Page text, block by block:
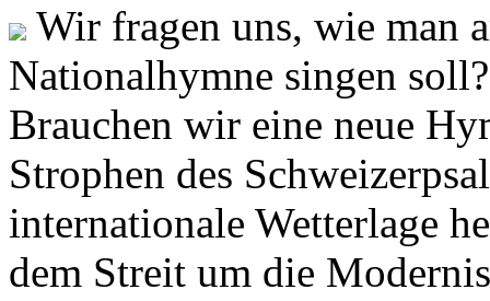
Wir fragen uns, wie man
Nationalhymne singen
Brauchen wir eine neue
Strophen des
internationale Wetterlage
dem Streit um die